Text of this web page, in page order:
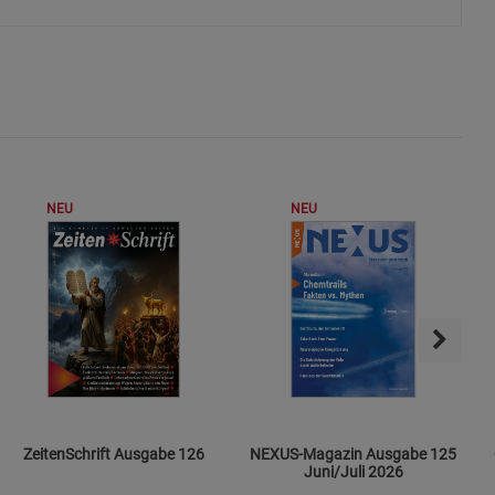
NEU
ZeitenSchrift Ausgabe 126
NEU
NEXUS-Magazin Ausgabe 125
Juni/Juli 2026